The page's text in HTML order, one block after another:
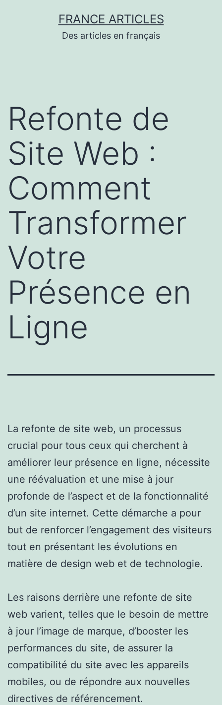
FRANCE ARTICLES
Des articles en français
Refonte de
Site Web :
Comment
Transformer
Votre
Présence en
Ligne
La refonte de site web, un processus
crucial pour tous ceux qui cherchent à
améliorer leur présence en ligne, nécessite
une réévaluation et une mise à jour
profonde de l’aspect et de la fonctionnalité
d’un site internet. Cette démarche a pour
but de renforcer l’engagement des visiteurs
tout en présentant les évolutions en
matière de design web et de technologie.
Les raisons derrière une refonte de site
web varient, telles que le besoin de mettre
à jour l’image de marque, d’booster les
performances du site, de assurer la
compatibilité du site avec les appareils
mobiles, ou de répondre aux nouvelles
directives de référencement.